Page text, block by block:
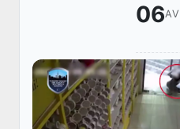
06